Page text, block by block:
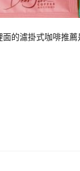
的濾掛式咖啡推